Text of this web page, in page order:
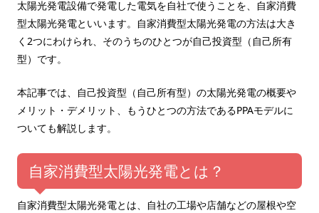
太陽光発電設備で発電した電気を自社で使うことを、自家消費
型太陽光発電といいます。自家消費型太陽光発電の方法は大き
く2つにわけられ、そのうちのひとつが自己投資型（自己所有
型）です。
本記事では、自己投資型（自己所有型）の太陽光発電の概要や
メリット・デメリット、もうひとつの方法であるPPAモデルに
ついても解説します。
自家消費型太陽光発電とは？
自家消費型太陽光発電とは、自社の工場や店舗などの屋根や空